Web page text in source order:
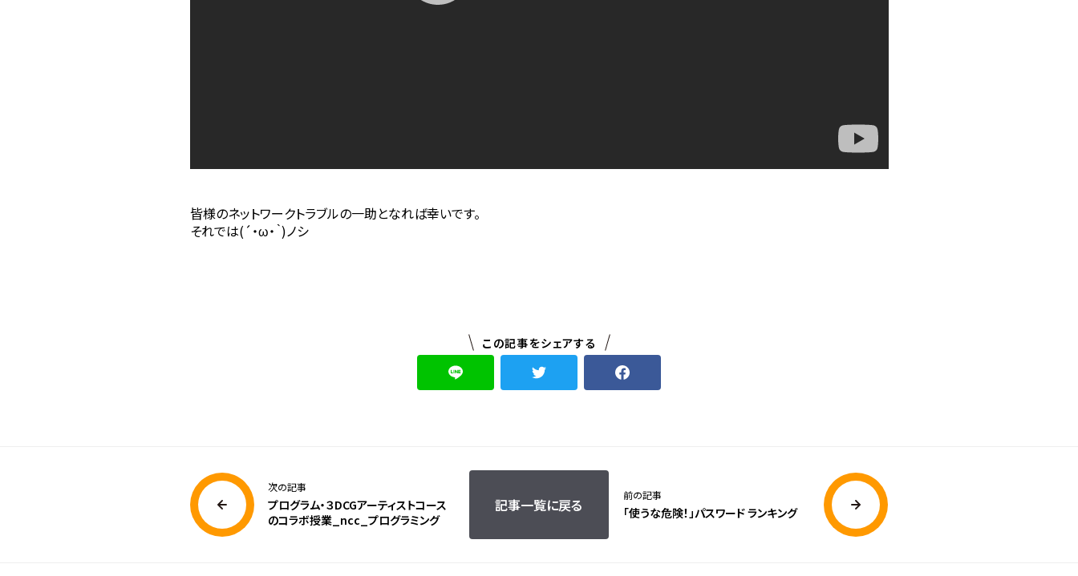
皆様のネットワークトラブルの一助となれば幸いです。
それでは(´・ω・｀)ノシ
この記事をシェアする
次の記事
プログラム・３DCGアーティストコース
のコラボ授業_ncc_プログラミング
記事一覧に戻る
前の記事
「使うな危険！」パスワード ランキング